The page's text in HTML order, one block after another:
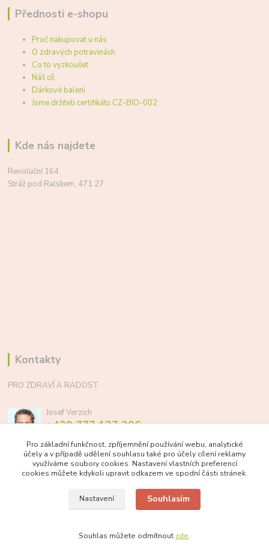
Přednosti e-shopu
Proč nakupovat u nás
O zdravých potravinách
Co to vyzkoušet
Náš cíl
Dárkové balení
Jsme držiteli certifikátu CZ-BIO-002
Kde nás najdete
Revoluční 164
Stráž pod Ralskem, 471 27
Kontakty
PRO ZDRAVÍ A RADOST
Josef Verzich
+420 777 137 206
info@prozdraviaradost.cz
Pro základní funkčnost, zpříjemnění používání webu, analytické
účely a v případě udělení souhlasu také pro účely cílení reklamy
využíváme soubory cookies. Nastavení vlastních preferencí
cookies můžete kdykoli upravit odkazem ve spodní části stránek.
Nastavení Souhlasím
Souhlas můžete odmítnout zde.